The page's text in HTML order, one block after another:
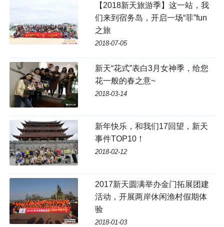
【2018新天旅游季】这一站，我
们来到宿务岛，开启一场“菲”fun
之旅
2018-07-05
新天“花式”表白3月女神季，给您
花一般的春之意~
2018-03-14
新年快乐，和我们17回望，新天
事件TOP10！
2018-02-12
2017新天圆满举办金门拓展团建
活动，开展两岸休闲渔村假期体
验
2018-01-03